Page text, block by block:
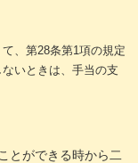
、第28条第1項の規定
いときは、手当の支
とができる時から二